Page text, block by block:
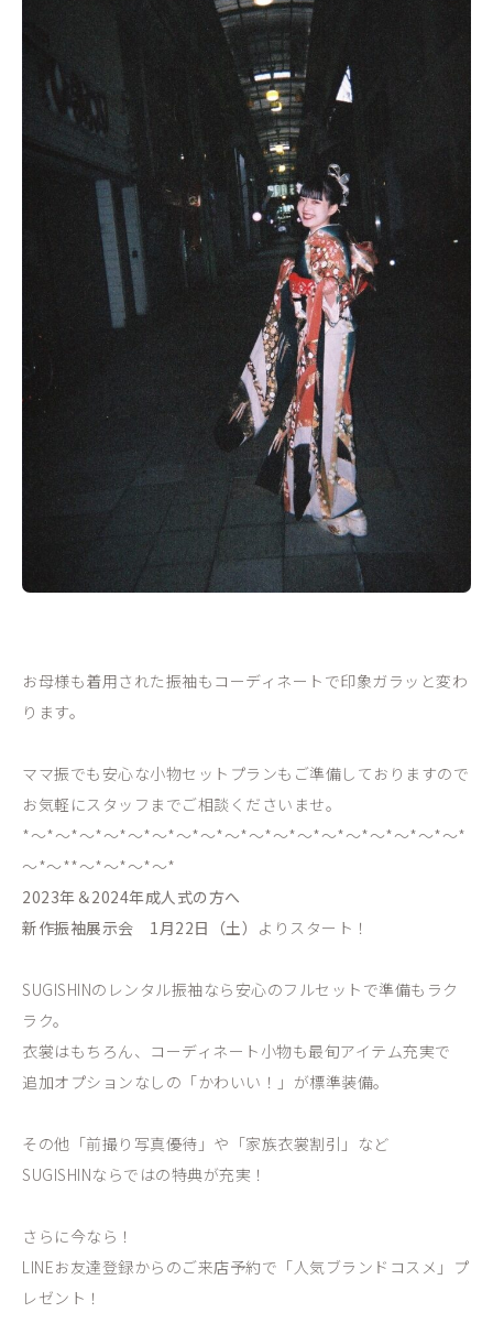
お母様も着用された振袖もコーディネートで印象ガラッと変わ
ります。
ママ振でも安心な小物セットプランもご準備しておりますので
お気軽にスタッフまでご相談くださいませ。
*～*～*～*～*～*～*～*～*～*～*～*～*～*～*～*～*～*～*
～*～**～*～*～*～*
2023年＆2024年成人式の方へ
新作振袖展示会 1月22日（土） よりスタート！
SUGISHINのレンタル振袖なら安心のフルセットで準備もラク
ラク。
衣裳はもちろん、コーディネート小物も最旬アイテム充実で
追加オプションなしの「かわいい！」が標準装備。
その他「前撮り写真優待」や「家族衣裳割引」など
SUGISHINならではの特典が充実！
さらに今なら！
LINEお友達登録からのご来店予約で「人気ブランドコスメ」プ
レゼント！